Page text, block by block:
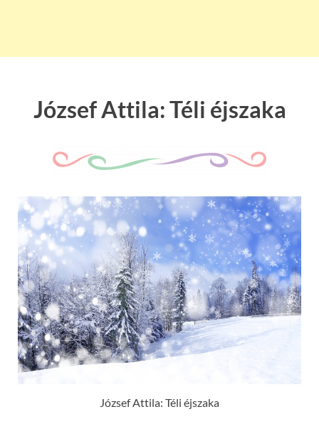
József Attila: Téli éjszaka
József Attila: Téli éjszaka